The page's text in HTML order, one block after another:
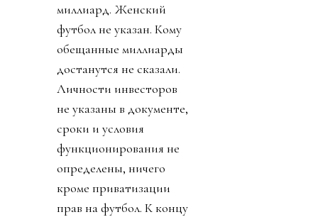
миллиард. Женский
футбол не указан. Кому
обещанные миллиарды
достанутся не сказали.
Личности инвесторов
не указаны в документе,
сроки и условия
функционирования не
определены, ничего
кроме приватизации
прав на футбол. К концу